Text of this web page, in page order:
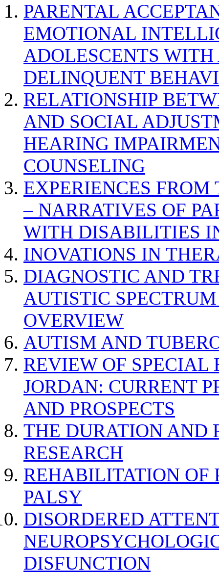
PARENTAL
EMOTIONAL
ADOLESCENTS
DELINQUENT
RELATIONSHIP
AND SOCIAL
HEARING
COUNSELING
EXPERIENCES
– NARRATIVES OF
WITH DISABILITIES
INOVATIONS IN
DIAGNOSTIC AND
AUTISTIC
OVERVIEW
AUTISM AND
REVIEW OF SPECIAL
JORDAN: CURRENT
AND PROSPECTS
THE DURATION AND
RESEARCH
REHABILITATION OF
PALSY
DISORDERED
DISFUNCTION